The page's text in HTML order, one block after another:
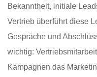
Bekanntheit, initiale
Vertrieb überführt diese
Gespräche und
wichtig:
Kampagnen das